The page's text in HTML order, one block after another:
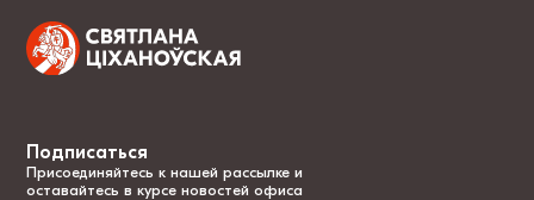
Подписаться
Присоединяйтесь к нашей рассылке и
оставайтесь в курсе новостей офиса